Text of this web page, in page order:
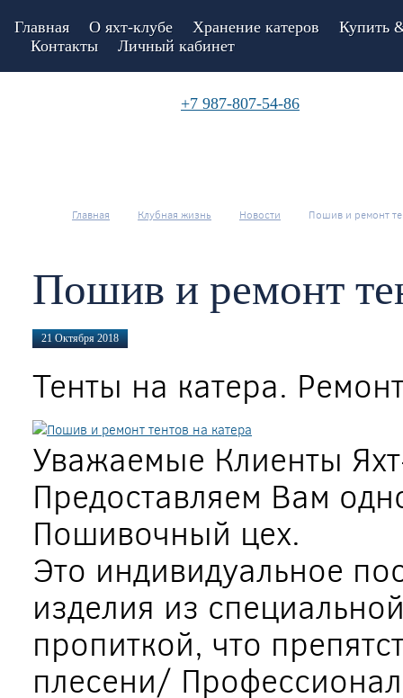
Главная О яхт-клубе Хранение катеров
Купить
Контакты
Личный кабинет
+7 987-807-54-86
Главная Клубная жизнь Новости Пошив и ремонт
Пошив и ремонт
21 Октября 2018
Тенты на катера.
Уважаемые Клиенты
Предоставляем Вам
Пошивочный цех.
Это индивидуальное
изделия из
пропиткой, что
плесени/